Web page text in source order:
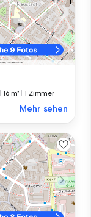
16 m² |1 Zimmer
Mehr sehen